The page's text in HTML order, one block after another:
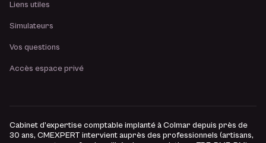
Liens utiles
Simulateurs
Vos questions
Accès espace privé
Cabinet d’expertise comptable implanté à Colmar depuis près de
30 ans, CMEXPERT intervient auprès des professionnels (artisans,